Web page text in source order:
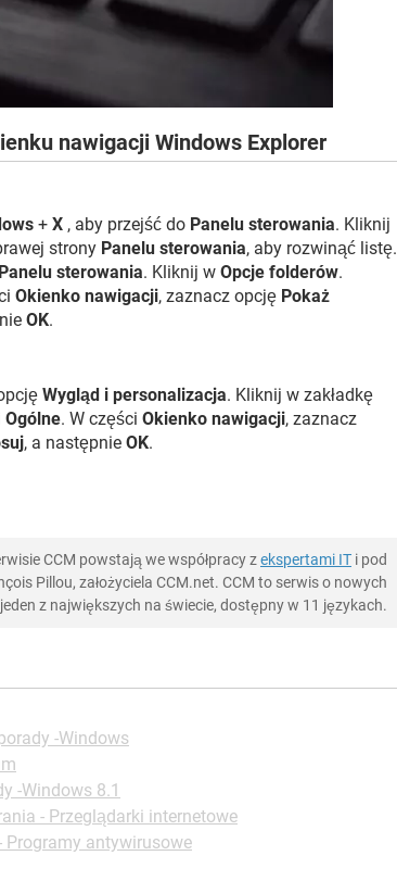
nawigacji Windows Explorer
+ X , aby przejść do Panelu sterowania. Kliknij
strony Panelu sterowania, aby rozwinąć listę.
sterowania. Kliknij w Opcje folderów.
Okienko nawigacji, zaznacz opcję Pokaż
OK.
Wygląd i personalizacja. Kliknij w zakładkę
Ogólne. W części Okienko nawigacji, zaznacz
, a następnie OK.
CCM powstają we współpracy zekspertami IT i pod
Pillou, założyciela CCM.net. CCM to serwis o nowych
z największych na świecie, dostępny w 11 językach.
-Windows
-Windows 8.1
- Przeglądarki internetowe
Programy antywirusowe